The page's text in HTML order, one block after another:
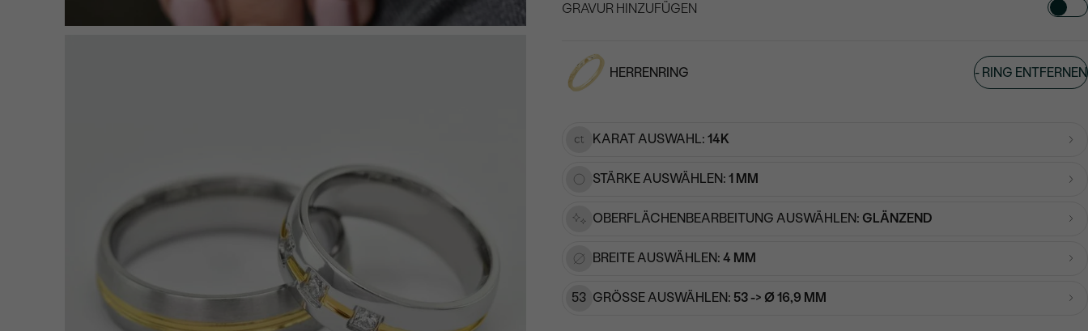
GRAVUR HINZUFÜGEN
Geben Sie Initialen/Text ein
HERRENRING -RING ENTFERNEN
KARAT AUSWAHL: 14K
STÄRKE AUSWÄHLEN: 1 MM
OBERFLÄCHENBEARBEITUNG AUSWÄHLEN: GLÄNZEND
BREITE AUSWÄHLEN: 4 MM
53 GRÖSSE AUSWÄHLEN: 53 -> Ø 16,9 MM